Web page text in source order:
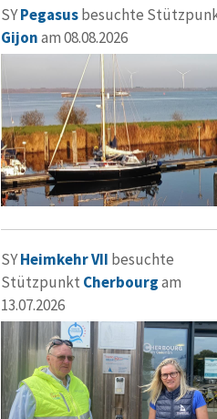
SYPegasusbesuchte
Gijonam 08.08.2026
SYHeimkehr VII besuchte
Stützpunkt Cherbourgam
13.07.2026